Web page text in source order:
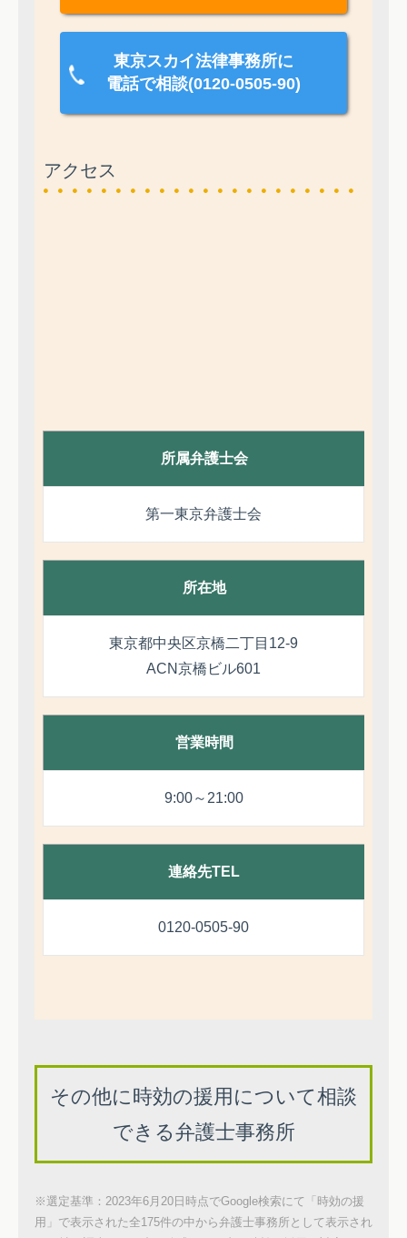
東京スカイ法律事務所に
電話で相談(0120-0505-90)
アクセス
所属弁護士会
第一東京弁護士会
所在地
東京都中央区京橋二丁目12-9
ACN京橋ビル601
営業時間
9:00～21:00
連絡先TEL
0120-0505-90
その他に時効の援用について相談
できる弁護士事務所
※選定基準：2023年6月20日時点でGoogle検索にて「時効の援
用」で表示された全175件の中から弁護士事務所として表示され